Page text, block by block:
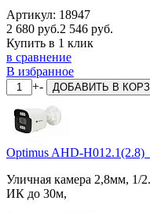
Артикул: 18947
2 680 руб.2 546 руб.
Купить в 1 клик
в сравнение
В избранное
+- ДОБАВИТЬ В
Optimus AHD-
Уличная камера 2,8мм,
ИК до 30м,